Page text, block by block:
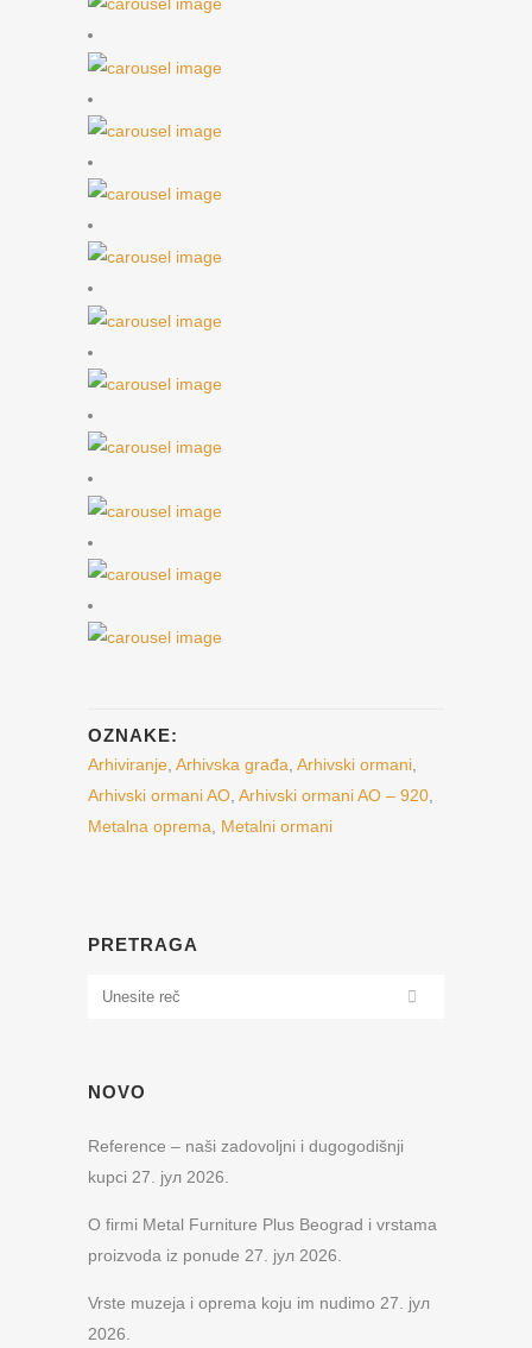
OZNAKE:
Arhiviranje Arhivska građa Arhivski ormani
Arhivski ormani AO Arhivski ormani AO – 920
Metalna oprema
Metalni ormani
PRETRAGA
NOVO
Reference – naši zadovoljni i dugogodišnji
kupci 27. јул 2026.
O firmi Metal Furniture Plus Beograd i vrstama
proizvoda iz ponude 27. јул 2026.
Vrste muzeja i oprema koju im nudimo 27. јул
2026.